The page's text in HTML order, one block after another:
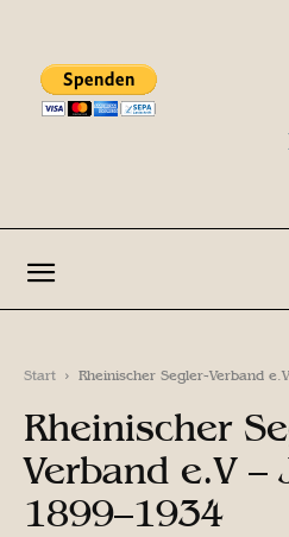
Start Rheinischer Segler-Verband
Rheinischer
Verband e.V –
1899–1934